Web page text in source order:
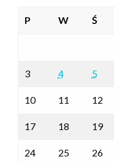
P W Ś
3 4 5
10 11 12
17 18 19
24 25 26